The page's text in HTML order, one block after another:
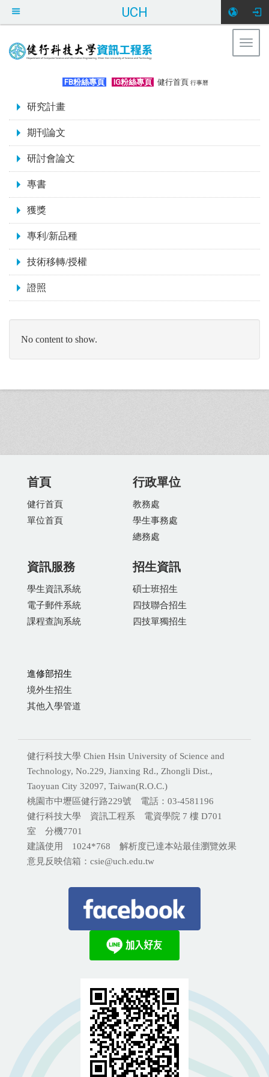
UCH
FB粉絲專頁 IG粉絲專頁 健行首頁 行事曆
研究計畫
期刊論文
研討會論文
專書
獲獎
專利/新品種
技術移轉/授權
證照
No content to show.
首頁
健行首頁
單位首頁
行政單位
教務處
學生事務處
總務處
資訊服務
學生資訊系統
電子郵件系統
課程查詢系統
招生資訊
碩士班招生
四技聯合招生
四技單獨招生
進修部招生
境外生招生
其他入學管道
健行科技大學 Chien Hsin University of Science and
Technology, No.229, Jianxing Rd., Zhongli Dist.,
Taoyuan City 32097, Taiwan(R.O.C.)
桃園市中壢區健行路229號 電話：03-4581196
健行科技大學 資訊工程系 電資學院 7 樓 D701
室 分機7701
建議使用 1024*768 解析度已達本站最佳瀏覽效果
意見反映信箱：csie@uch.edu.tw